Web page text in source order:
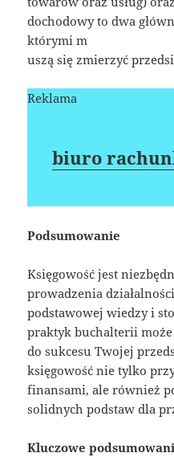
dochodowy to dwa
którymi m
uszą się zmierzyć
Reklama
biuro
Podsumowanie
Księgowość jest
prowadzenia
podstawowej wiedzy i
praktyk buchalterii
do sukcesu Twojej
księgowość nie tylko
finansami, ale również
solidnych podstaw dla
Kluczowe